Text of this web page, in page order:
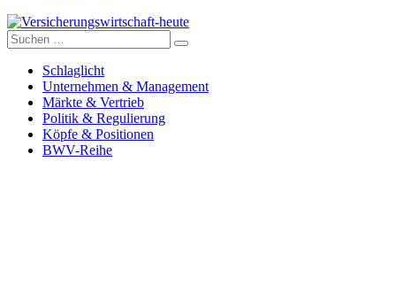
Versicherungswirtschaft-heute
Suche
nach:
Schlaglicht
Unternehmen & Management
Märkte & Vertrieb
Politik & Regulierung
Köpfe & Positionen
BWV-Reihe